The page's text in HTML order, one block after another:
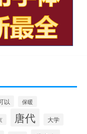
以 保暖
唐代 大学